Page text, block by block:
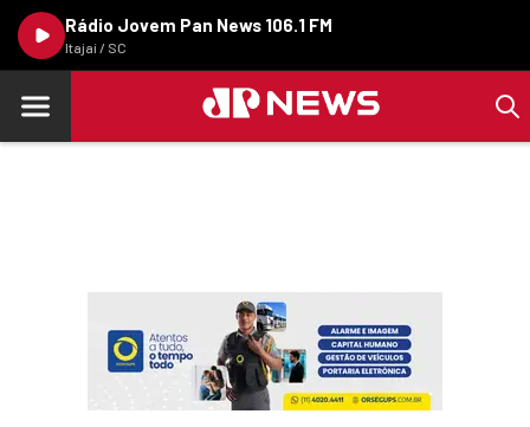
Rádio Jovem Pan News 106.1 FM
Itajaí / SC